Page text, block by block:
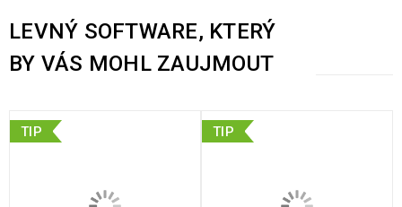
LEVNÝ SOFTWARE, KTERÝ
BY VÁS MOHL ZAUJMOUT
TIP TIP